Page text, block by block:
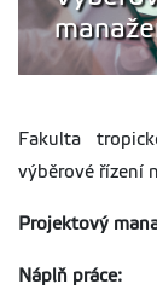
Fakulta
výběrové řízení
Projektový
Náplň práce: